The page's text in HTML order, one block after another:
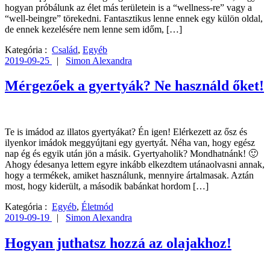
hogyan próbálunk az élet más területein is a “wellness-re” vagy a
“well-beingre” törekedni. Fantasztikus lenne ennek egy külön oldal,
de ennek kezelésére nem lenne sem időm, […]
Kategória : Család, Egyéb
2019-09-25
| Simon Alexandra
Mérgezőek a gyertyák? Ne használd őket!
Te is imádod az illatos gyertyákat? Én igen! Elérkezett az ősz és
ilyenkor imádok meggyújtani egy gyertyát. Néha van, hogy egész
nap ég és egyik után jön a másik. Gyertyaholik? Mondhatnánk! 🙂
Ahogy édesanya lettem egyre inkább elkezdtem utánaolvasni annak,
hogy a termékek, amiket használunk, mennyire ártalmasak. Aztán
most, hogy kiderült, a második babánkat hordom […]
Kategória : Egyéb, Életmód
2019-09-19
| Simon Alexandra
Hogyan juthatsz hozzá az olajakhoz!